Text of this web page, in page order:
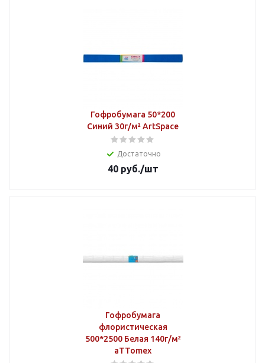
Гофробумага 50*200
Синий 30г/м² ArtSpace
Достаточно
40руб./шт
Гофробумага
флористическая
500*2500 Белая 140г/м²
aTTomex